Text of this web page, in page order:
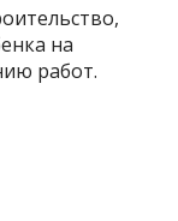
на
работ.